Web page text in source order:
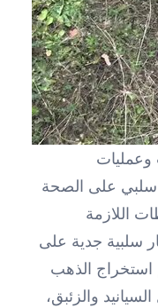
سلبي على الصحة
اللازمة
سلبية جدية على
استخراج الذهب
والزئبق،